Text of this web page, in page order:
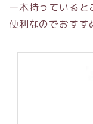
一本持っている
便利なのでおすす